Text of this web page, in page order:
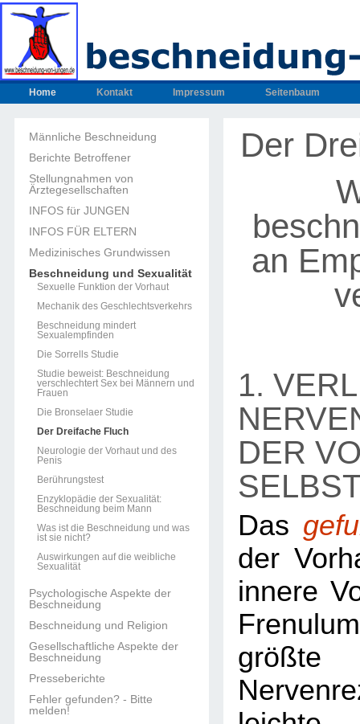
Home Kontakt Impressum Seitenbaum
Männliche Beschneidung
Berichte Betroffener
Stellungnahmen von
Ärztegesellschaften
INFOS für JUNGEN
INFOS FÜR ELTERN
Medizinisches Grundwissen
Beschneidung und Sexualität
Sexuelle Funktion der Vorhaut
Mechanik des Geschlechtsverkehrs
Beschneidung mindert
Sexualempfinden
Die Sorrells Studie
Studie beweist: Beschneidung
verschlechtert Sex bei Männern und
Frauen
Die Bronselaer Studie
Der Dreifache Fluch
Neurologie der Vorhaut und des
Penis
Berührungstest
Enzyklopädie der Sexualität:
Beschneidung beim Mann
Was ist die Beschneidung und was
ist sie nicht?
Auswirkungen auf die weibliche
Sexualität
Psychologische Aspekte der
Beschneidung
Beschneidung und Religion
Gesellschaftliche Aspekte der
Beschneidung
Presseberichte
Fehler gefunden? - Bitte
melden!
Der
an
1.
DER
Das
der
innere